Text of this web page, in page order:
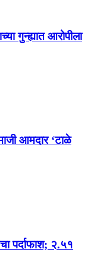
गुन्ह्यात आरोपीला
आमदार ‘टाळे
पर्दाफाश; २.५१